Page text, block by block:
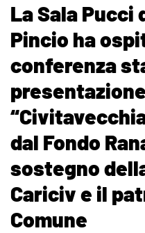
La Sala Pucci
Pincio ha
conferenza
dal Fondo
sostegno
Cariciv e il
Comune